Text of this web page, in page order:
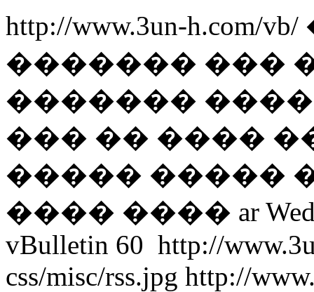
http://www.3un-h.com/vb/
������� ���
������� �����
��� �� ����
����� �����
���� ���� ar
vBulletin 60 http://
css/misc/rss.jpg http://